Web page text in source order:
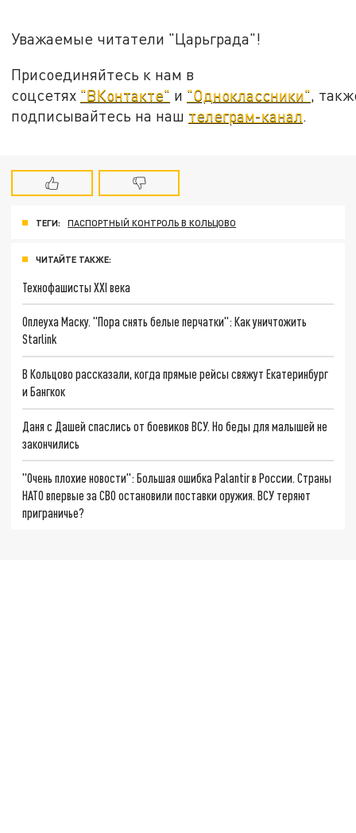
Уважаемые читатели "Царьграда"!
Присоединяйтесь к нам в
соцсетях "ВКонтакте" и "Одноклассники",
подписывайтесь на наш телеграм-канал.
ТЕГИ: ПАСПОРТНЫЙ КОНТРОЛЬ В КОЛЬЦОВО
ЧИТАЙТЕ ТАКЖЕ:
Технофашисты XXI века
Оплеуха Маску. "Пора снять белые перчатки": Как уничтожить
Starlink
В Кольцово рассказали, когда прямые рейсы свяжут Екатеринбург
и Бангкок
Даня с Дашей спаслись от боевиков ВСУ. Но беды для малышей не
закончились
"Очень плохие новости": Большая ошибка Palantir в России. Страны
НАТО впервые за СВО остановили поставки оружия. ВСУ теряют
приграничье?